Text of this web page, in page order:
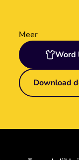
Meer
Word
Download